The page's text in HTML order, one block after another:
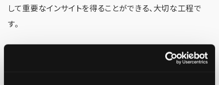
して重要なインサイトを得ることができる、大切な工程で
す。